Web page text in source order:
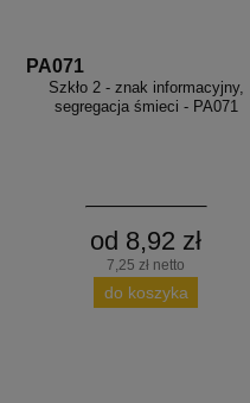
PA071
Szkło 2 - znak informacyjny,
segregacja śmieci - PA071
od 8,92 zł
7,25 zł netto
do koszyka